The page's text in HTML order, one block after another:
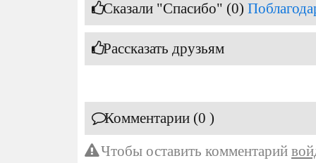
Сказали "Спасибо" (0)
Рассказать друзьям
Комментарии (0 )
Чтобы оставить комментарий